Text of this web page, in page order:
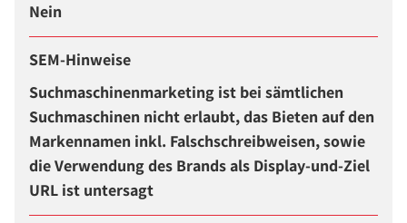
Nein
SEM-Hinweise
Suchmaschinenmarketing ist bei sämtlichen
Suchmaschinen nicht erlaubt, das Bieten auf den
Markennamen inkl. Falschschreibweisen, sowie
die Verwendung des Brands als Display-und-Ziel
URL ist untersagt